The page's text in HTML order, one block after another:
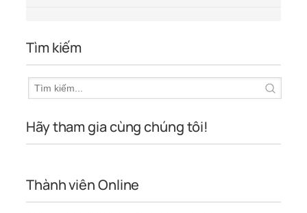
Tìm kiếm
Hãy tham gia cùng chúng tôi!
Thành viên Online